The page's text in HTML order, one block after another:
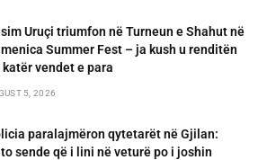
Uruçi triumfon në Turneun e Shahut në
Summer Fest – ja kush u renditën
katër vendet e para
5, 2026
paralajmëron qytetarët në Gjilan:
sende që i lini në veturë po i joshin